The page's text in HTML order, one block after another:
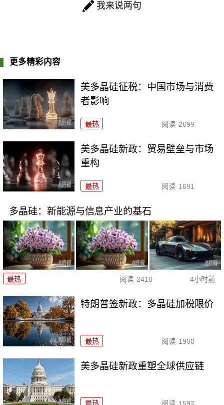
我来说两句
更多精彩内容
美多晶硅征税：中国市场与消费
者影响
最热 阅读 2699
美多晶硅新政：贸易壁垒与市场
重构
最热 阅读 1691
多晶硅：新能源与信息产业的基石
最热 阅读 2410 4小时前
特朗普签新政：多晶硅加税限价
最热 阅读 1900
美多晶硅新政重塑全球供应链